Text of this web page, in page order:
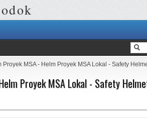
Proyek MSA - Helm Proyek MSA Lokal - Safety
Proyek MSA Lokal - Safety